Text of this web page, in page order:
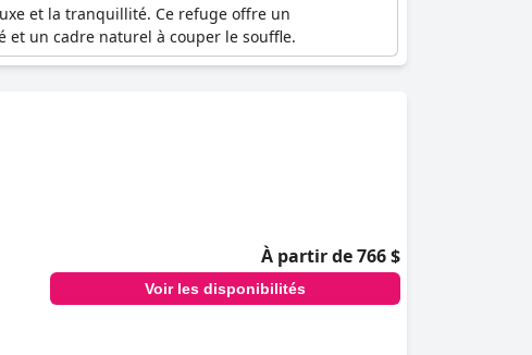
et la tranquillité. Ce refuge offre un
et un cadre naturel à couper le souffle.
À partir de 766 $
Voir les disponibilités